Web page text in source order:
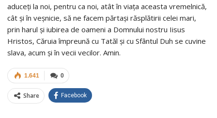
aduceţi la noi, pentru ca noi, atât în viaţa aceasta vremelnică,
cât şi în veşnicie, să ne facem părtaşi răsplătirii celei mari,
prin harul şi iubirea de oameni a Domnului nostru Iisus
Hristos, Căruia împreună cu Tatăl şi cu Sfântul Duh se cuvine
slava, acum şi în vecii vecilor. Amin.
0
1.641
Share Facebook